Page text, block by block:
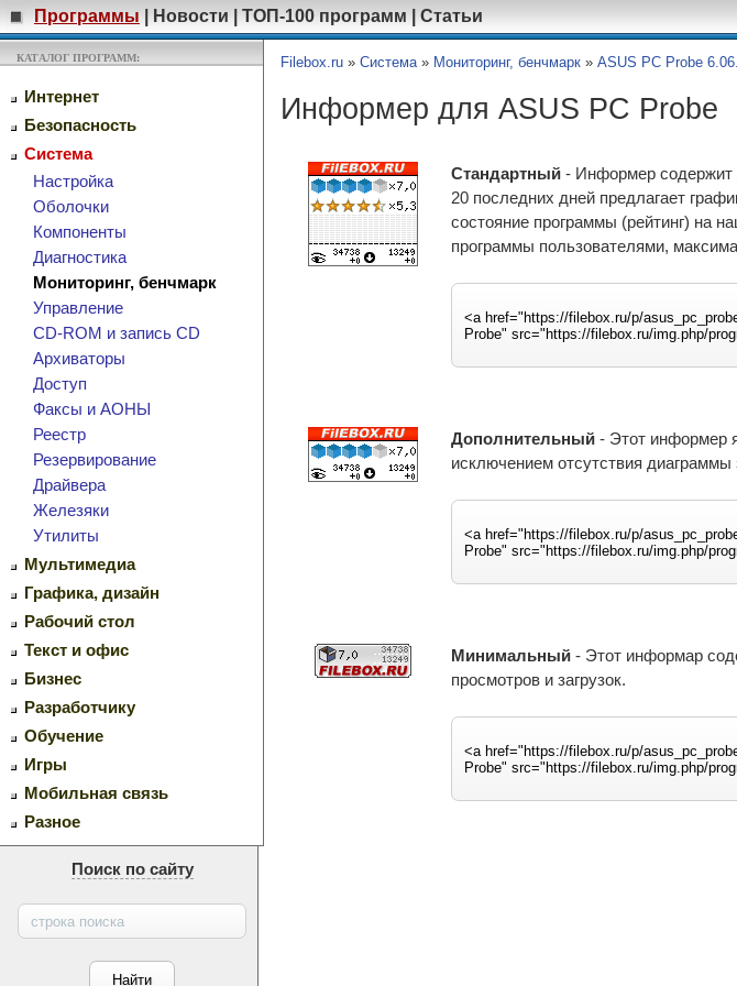
Программы Новости ТОП-100 программ Статьи
КАТАЛОГ ПРОГРАММ:
Интернет
Безопасность
Система
Настройка
Оболочки
Компоненты
Диагностика
Мониторинг, бенчмарк
Управление
CD-ROM и запись CD
Архиваторы
Доступ
Факсы и АОНЫ
Реестр
Резервирование
Драйвера
Железяки
Утилиты
Мультимедиа
Графика, дизайн
Рабочий стол
Текст и офис
Бизнес
Разработчику
Обучение
Игры
Мобильная связь
Разное
Поиск по сайту
Filebox.ru » Система» Мониторинг, бенчмарк » ASUS PC Probe
Информер для ASUS PC Probe
Стандартный - Информер содержит
20 последних дней предлагает
состояние программы (рейтинг) на
программы пользователями,
Дополнительный - Этот информер
исключением отсутствия диаграммы
Минимальный - Этот информар
просмотров и загрузок.